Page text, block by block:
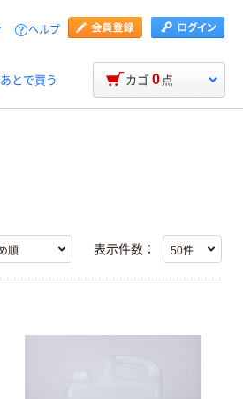
ヘルプ
あとで買う カゴ 0 点
表示件数：